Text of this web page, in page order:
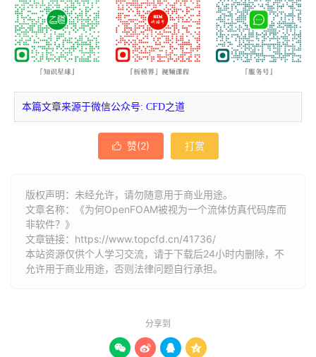
本篇文章来源于微信公众号: CFD之道
 赞(2) 打赏
版权声明：未经允许，请勿随意用于商业用途。
文章名称：《为何OpenFOAM被视为一个流体仿真代码库而
非软件？》
文章链接： https://www.topcfd.cn/41736/
本站资源仅供个人学习交流，请于下载后24小时内删除，不
允许用于商业用途，否则法律问题自行承担。
分享到
   